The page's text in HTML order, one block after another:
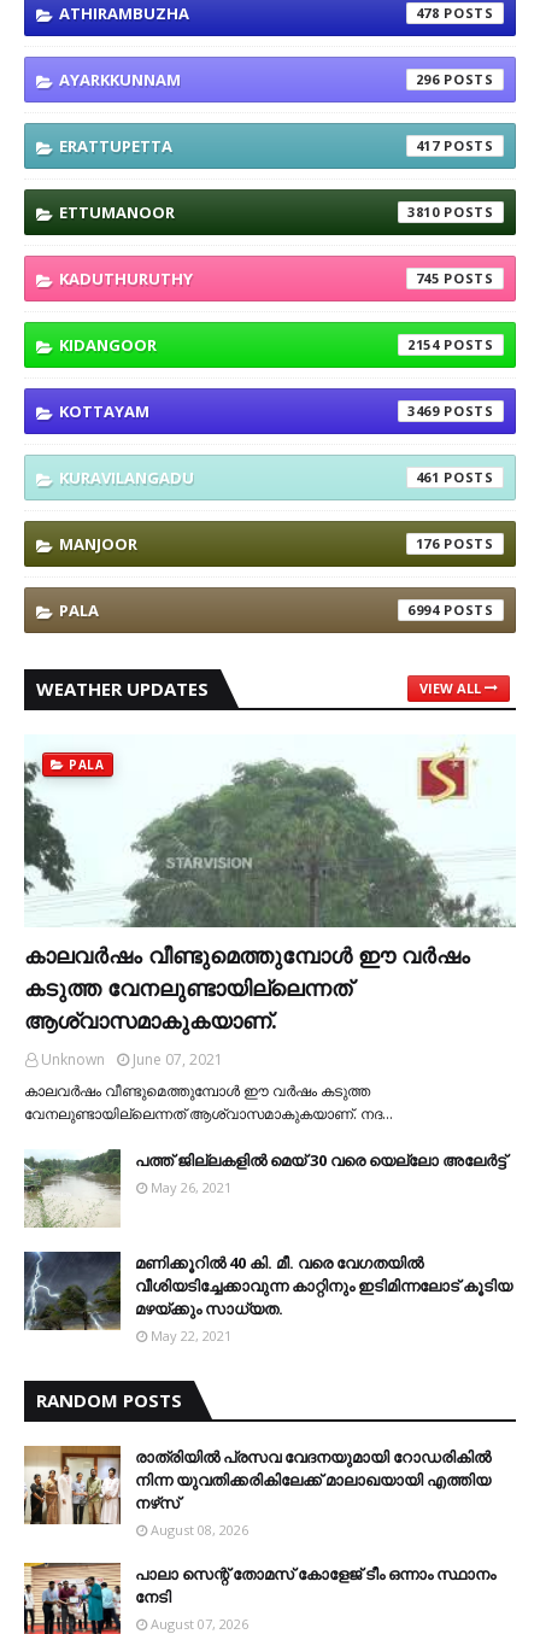
ATHIRAMBUZHA 478
AYARKKUNNAM 296
ERATTUPETTA 417
ETTUMANOOR 3810
KADUTHURUTHY 745
KIDANGOOR 2154
KOTTAYAM 3469
KURAVILANGADU 461
MANJOOR 176
PALA 6994
WEATHER UPDATES VIEW ALL
PALA
കാലവര്‍ഷം വീണ്ടുമെത്തുമ്പോള്‍ ഈ വര്‍ഷം
കടുത്ത വേനലുണ്ടായില്ലെന്നത്
ആശ്വാസമാകുകയാണ്.
Unknown
June 07, 2021
കാലവര്‍ഷം വീണ്ടുമെത്തുമ്പോള്‍ ഈ വര്‍ഷം കടുത്ത
വേനലുണ്ടായില്ലെന്നത് ആശ്വാസമാകുകയാണ്. നദ…
പത്ത് ജില്ലകളില്‍ മെയ് 30 വരെ യെല്ലോ അലേര്‍ട്ട്
May 26, 2021
മണിക്കൂറിൽ 40 കി. മീ. വരെ വേഗതയിൽ
വീശിയടിച്ചേക്കാവുന്ന കാറ്റിനും ഇടിമിന്നലോട് കൂടിയ
മഴയ്ക്കും സാധ്യത.
May 22, 2021
RANDOM POSTS
രാത്രിയില്‍ പ്രസവ വേദനയുമായി റോഡരികില്‍
നിന്ന യുവതിക്കരികിലേക്ക് മാലാഖയായി എത്തിയ
നഴ്‌സ്
August 08, 2026
പാലാ സെന്റ് തോമസ് കോളേജ് ടീം ഒന്നാം സ്ഥാനം
നേടി
August 07, 2026